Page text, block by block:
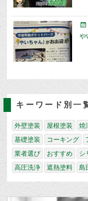
や
キーワード別一
外壁塗装 屋根塗装 焼
基礎塗装
コーキング
業者選び
おすすめ シ
高圧洗浄
遮熱塗料 島